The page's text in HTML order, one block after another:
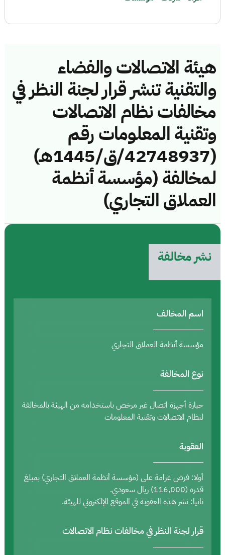
هيئة الاتصالات والفضاء
والتقنية تنشر قرار لجنة النظر في
مخالفات نظام الاتصالات
وتقنية المعلومات رقم
(42748937/ق/1445هـ)
لمخالفة (مؤسسة أنظمة
العملاق التجاري)
نشر مخالفة
اسم المخالف
مؤسسة أنظمة العملاق التجاري
نوع المخالفة
حيازة أجهزة اتصال غير مرخص باستخدامه من الهيئة بالمخالفة
لنظام الاتصالات وتقنية المعلومات
العقوبة
أولا: فرض غرامة على (مؤسسة أنظمة العملاق التجاري) بمبلغ
قدره (116,000) ريال سعودي.
ثانيا: نشر هذه العقوبة في الموقع الإلكتروني للهيئة.
قرار لجنة النظر في مخالفات نظام الاتصالات